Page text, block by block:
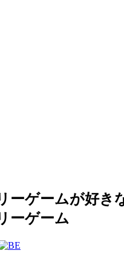
ーゲームが好き
ーゲーム